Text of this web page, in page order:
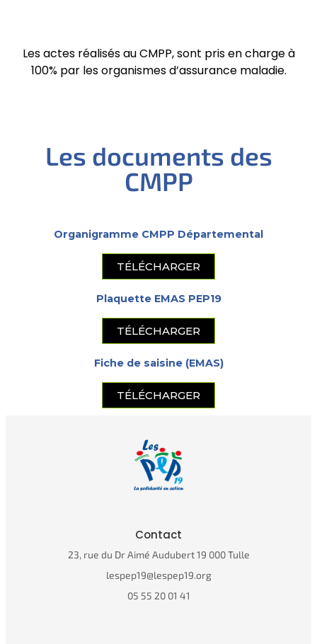
Les actes réalisés au CMPP, sont pris en charge à
100% par les organismes d’assurance maladie.
Les documents des
CMPP
Organigramme CMPP Départemental
TÉLÉCHARGER
Plaquette EMAS PEP19
TÉLÉCHARGER
Fiche de saisine (EMAS)
TÉLÉCHARGER
Contact
23, rue du Dr Aimé Audubert 19 000 Tulle
lespep19@lespep19.org
05 55 20 01 41